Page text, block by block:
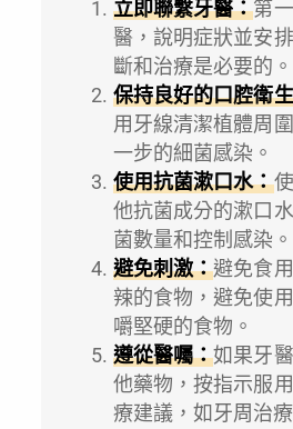
立即聯繫牙醫：第
醫，說明症狀並安
斷和治療是必要的。
保持良好的口腔衛
用牙線清潔植體周
一步的細菌感染。
使用抗菌漱口水：
他抗菌成分的漱口
菌數量和控制感染。
避免刺激：避免食
辣的食物，避免使
嚼堅硬的食物。
遵從醫囑：如果牙
他藥物，按指示服
療建議，如牙周治